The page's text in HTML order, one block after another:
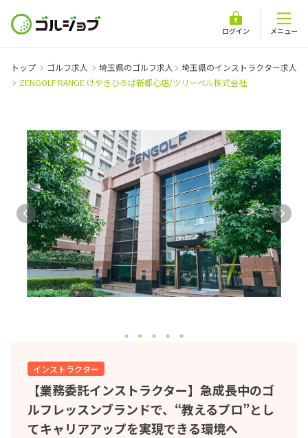
ログイン メニュー
トップ ゴルフ求人 埼玉県のゴルフ求人
埼玉県のインストラクター求人
ZENGOLF RANGE けやきひろば新都心店/ツリーベル株式会社
インストラクター
【業務委託インストラクター】急成長中のゴ
ルフレッスンブランドで、“教えるプロ”とし
てキャリアアップを実現できる環境へ